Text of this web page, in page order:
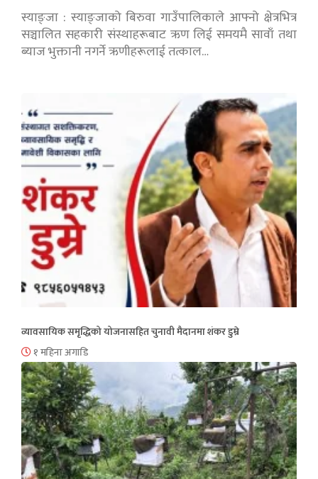
स्याङ्जा : स्याङ्जाको बिरुवा गाउँपालिकाले आफ्नो क्षेत्रभित्र
सञ्चालित सहकारी संस्थाहरूबाट ऋण लिई समयमै सावाँ तथा
ब्याज भुक्तानी नगर्ने ऋणीहरूलाई तत्काल…
व्यावसायिक समृद्धिको योजनासहित चुनावी मैदानमा शंकर डुम्रे
१ महिना अगाडि